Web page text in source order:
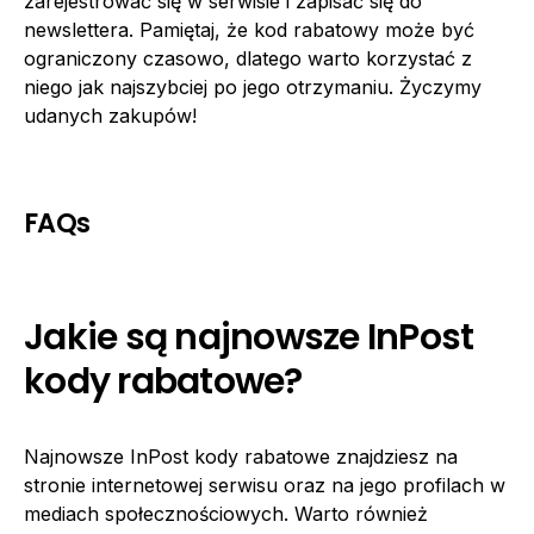
newslettera. Pamiętaj, że kod rabatowy może być
ograniczony czasowo, dlatego warto korzystać z
niego jak najszybciej po jego otrzymaniu. Życzymy
udanych zakupów!
FAQs
Jakie są najnowsze InPost
kody rabatowe?
Najnowsze InPost kody rabatowe znajdziesz na
stronie internetowej serwisu oraz na jego profilach w
mediach społecznościowych. Warto również